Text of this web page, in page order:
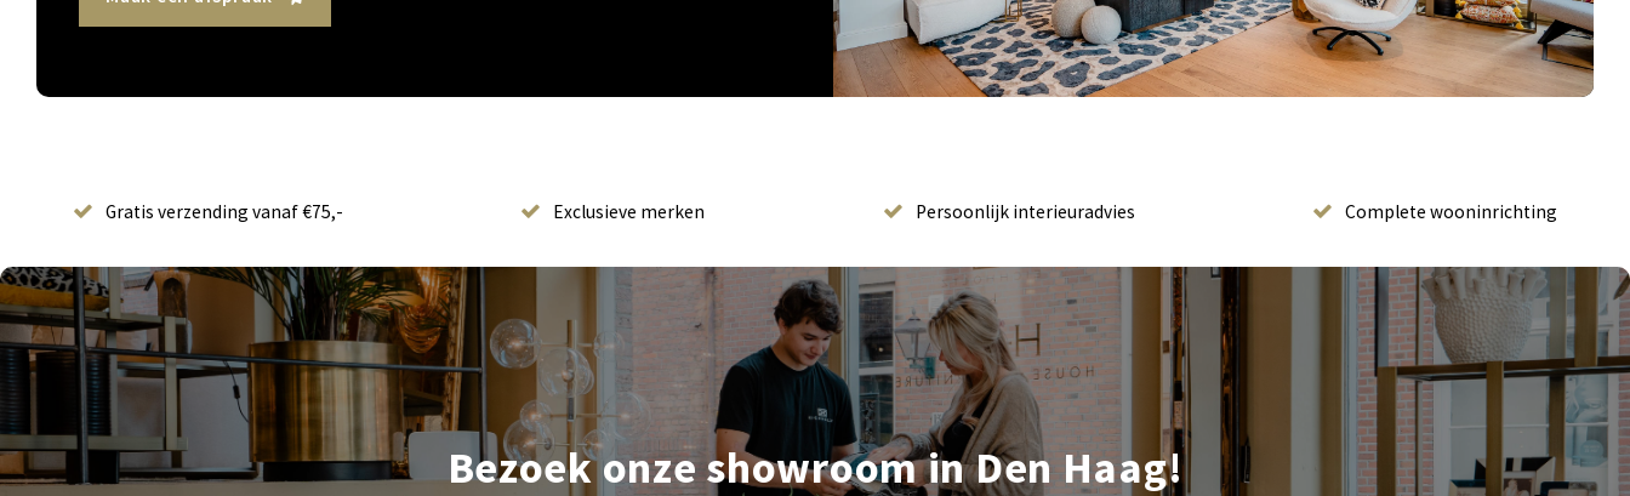
Gratis verzending vanaf €75,- Exclusieve merken Persoonlijk interieuradvies Complete wooninrichting
Bezoek onze showroom in Den Haag!